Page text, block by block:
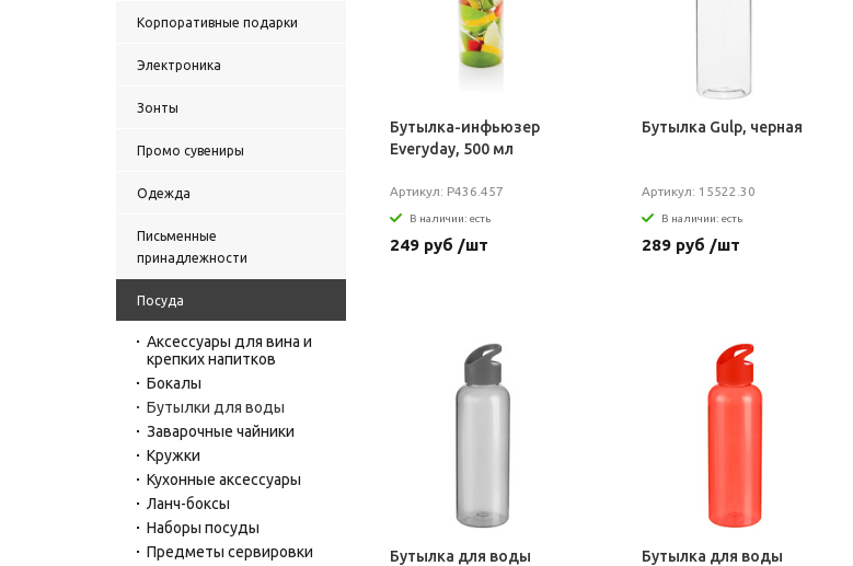
Корпоративные подарки
Электроника
Зонты
Промо сувениры
Одежда
Письменные
принадлежности
Посуда
Аксессуары для вина и
крепких напитков
Бокалы
Бутылки для воды
Заварочные чайники
Кружки
Кухонные аксессуары
Ланч-боксы
Наборы посуды
Предметы сервировки
Бутылка-инфьюзер
Everyday, 500 мл
Артикул: P436.457
В наличии: есть
249 руб /шт
Бутылка Gulp, черная
Артикул: 15522.30
В наличии: есть
289 руб /шт
Бутылка для воды
Бутылка для воды